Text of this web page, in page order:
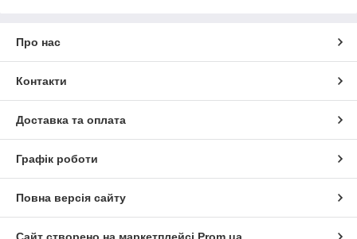
Про нас
Контакти
Доставка та оплата
Графік роботи
Повна версія сайту
Сайт створено на маркетплейсі Prom.ua